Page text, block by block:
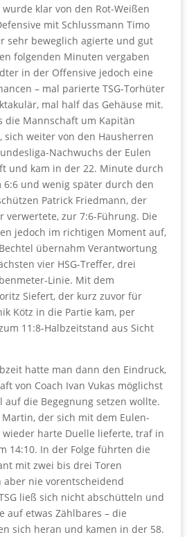
klar von den Rot-Weißen
mit Schlussmann Timo
sehr beweglich agierte und gut
folgenden Minuten vergaben
in der Offensive jedoch eine
– mal parierte TSG-Torhüter
mal half das Gehäuse mit.
die Mannschaft um Kapitän
sich weiter von den Hausherren
Nachwuchs der Eulen
und kam in der 22. Minute durch
6:6 und wenig später durch den
Patrick Friedmann, der
verwertete, zur 7:6-Führung. Die
jedoch im richtigen Moment auf,
übernahm Verantwortung
vier HSG-Treffer, drei
Linie. Mit dem
Siefert, der kurz zuvor für
Kötz in die Partie kam, per
11:8-Halbzeitstand aus Sicht
hatte man dann den Eindruck,
von Coach Ivan Vukas möglichst
auf die Begegnung setzen wollte.
der sich mit dem Eulen-
harte Duelle lieferte, traf in
14:10. In der Folge führten die
mit zwei bis drei Toren
aber nie vorentscheidend
ließ sich nicht abschütteln und
auf etwas Zählbares – die
sich heran und kamen in der 58.